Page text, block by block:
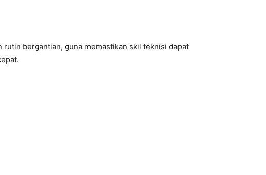
bergantian, guna memastikan skil teknisi dapat